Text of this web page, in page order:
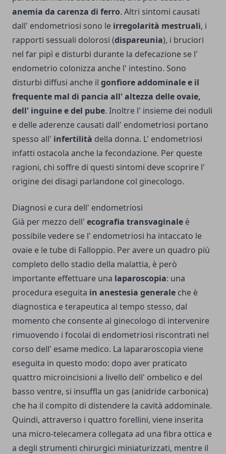
anemia da carenza di ferro. Altri sintomi causati
dall' endometriosi sono le irregolarità mestruali, i
rapporti sessuali dolorosi (dispareunia), i bruciori
nel far pipì e disturbi durante la defecazione se l'
endometrio colonizza anche l' intestino. Sono
disturbi diffusi anche il gonfiore addominale e il
frequente mal di pancia all' altezza delle ovaie,
dell' inguine e del pube. Inoltre l' insieme dei noduli
e delle aderenze causati dall' endometriosi portano
spesso all' infertilità della donna. L' endometriosi
infatti ostacola anche la fecondazione. Per queste
ragioni, chi soffre di questi sintomi deve scoprire l'
origine dei disagi parlandone col ginecologo.
Diagnosi e cura dell' endometriosi
Già per mezzo dell' ecografia transvaginale è
possibile vedere se l' endometriosi ha intaccato le
ovaie e le tube di Falloppio. Per avere un quadro più
completo dello stadio della malattia, è però
importante effettuare una laparoscopia: una
procedura eseguita in anestesia generale che è
diagnostica e terapeutica al tempo stesso, dal
momento che consente al ginecologo di intervenire
rimuovendo i focolai di endometriosi riscontrati nel
corso dell' esame medico. La lapararoscopia viene
eseguita in questo modo: dopo aver praticato
quattro microincisioni a livello dell' ombelico e del
basso ventre, si insuffla un gas (anidride carbonica)
che ha il compito di distendere la cavità addominale.
Quindi, attraverso i quattro forellini, viene inserita
una micro-telecamera collegata ad una fibra ottica e
a degli strumenti chirurgici miniaturizzati, mentre il